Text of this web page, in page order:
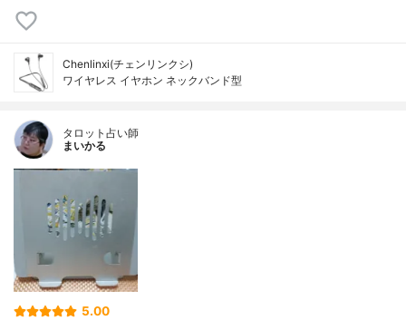
Chenlinxi(チェンリンクシ)
ワイヤレス イヤホン ネックバンド型
タロット占い師
まいかる
5.00